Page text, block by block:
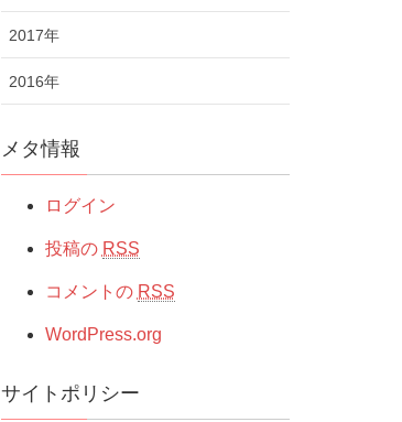
2017年
2016年
メタ情報
ログイン
投稿の RSS
コメントの RSS
WordPress.org
サイトポリシー